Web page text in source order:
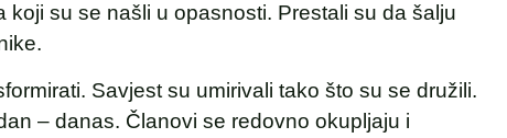
koji su se našli u opasnosti. Prestali su da šalju
Savjest su umirivali tako što su se družili.
– danas. Članovi se redovno okupljaju i